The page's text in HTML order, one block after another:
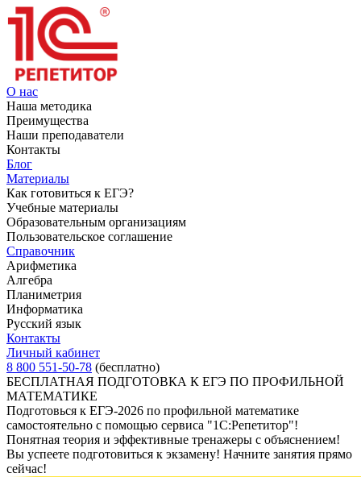
О нас
Наша методика
Преимущества
Наши преподаватели
Контакты
Блог
Материалы
Как готовиться к ЕГЭ?
Учебные материалы
Образовательным организациям
Пользовательское соглашение
Справочник
Арифметика
Алгебра
Планиметрия
Информатика
Русский язык
Контакты
Личный кабинет
8 800 551-50-78 (бесплатно)
БЕСПЛАТНАЯ ПОДГОТОВКА К ЕГЭ ПО ПРОФИЛЬНОЙ
МАТЕМАТИКЕ
Подготовься к ЕГЭ-2026 по профильной математике
самостоятельно с помощью сервиса "1С:Репетитор"!
Понятная теория и эффективные тренажеры с объяснением!
Вы успеете подготовиться к экзамену! Начните занятия прямо
сейчас!